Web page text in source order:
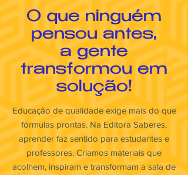
O que ninguém
pensou antes,
a gente
transformou em
solução!
Educação de qualidade exige mais do que
fórmulas prontas. Na Editora Saberes,
aprender faz sentido para estudantes e
professores. Criamos materiais que
acolhem, inspiram e transformam a sala de